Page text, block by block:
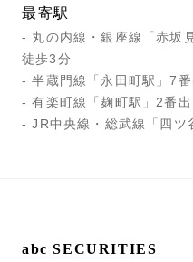
最寄駅
- 丸の内線・銀座線「赤坂
徒歩3分
- 半蔵門線「永田町駅」7
- 有楽町線「麹町駅」2番
- JR中央線・総武線「四ツ
abc SECURITIES